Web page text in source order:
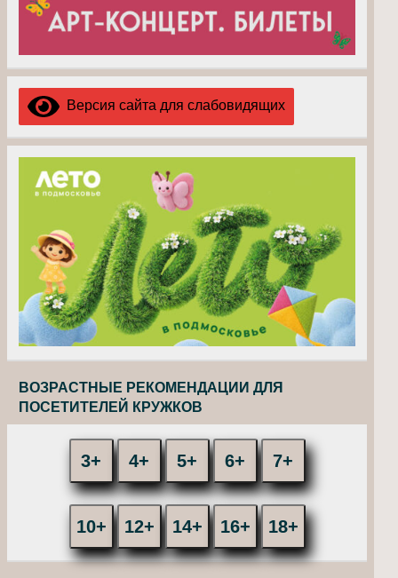
Версия сайта для слабовидящих
ВОЗРАСТНЫЕ РЕКОМЕНДАЦИИ ДЛЯ
ПОСЕТИТЕЛЕЙ КРУЖКОВ
3+ 4+ 5+ 6+ 7+
10+ 12+ 14+ 16+ 18+